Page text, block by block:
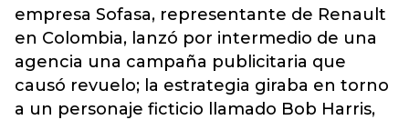
empresa Sofasa, representante de Renault
en Colombia, lanzó por intermedio de una
agencia una campaña publicitaria que
causó revuelo; la estrategia giraba en torno
a un personaje ficticio llamado Bob Harris,